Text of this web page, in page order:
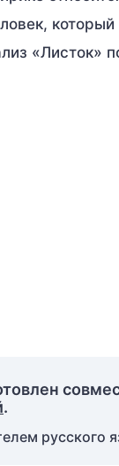
«Листок»
.
русского